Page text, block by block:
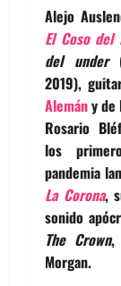
Alejo
El Coso del
del under
2019),
Alemány de
Rosario
los
pandemia
La Corona,
sonido
The Crown,
Morgan.